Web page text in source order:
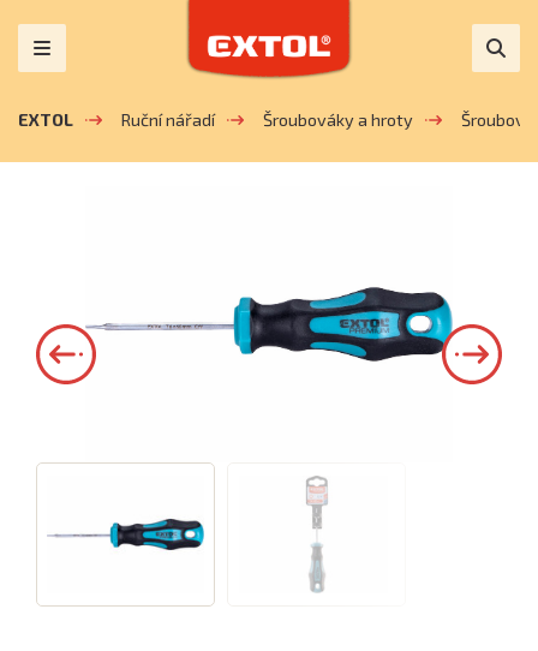
EXTOL Ruční nářadí Šroubováky a hroty